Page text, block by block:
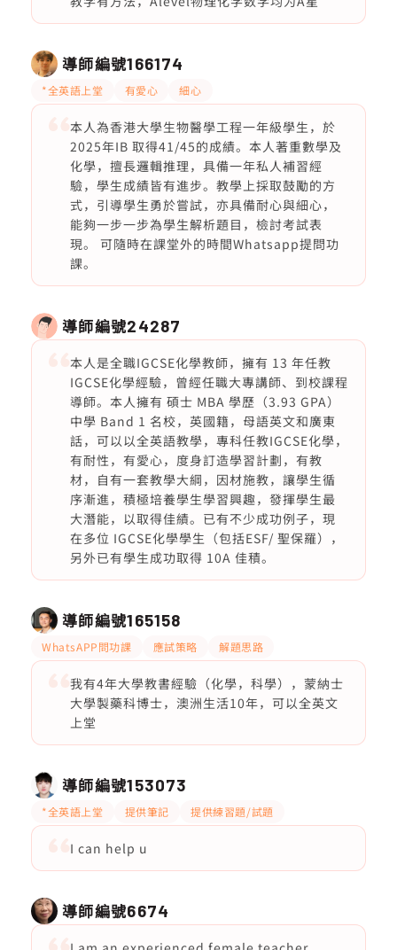
導師編號166174
*全英語上堂 有愛心 細心
本人為香港大學生物醫學工程一年級學生，於
2025年IB 取得41/45的成績。本人著重數學及
化學，擅長邏輯推理，具備一年私人補習經
驗，學生成績皆有進步。教學上採取鼓勵的方
式，引導學生勇於嘗試，亦具備耐心與細心，
能夠一步一步為學生解析題目，檢討考試表
現。 可隨時在課堂外的時間Whatsapp提問功
課。
導師編號24287
本人是全職IGCSE化學教師，擁有 13 年任教
IGCSE化學經驗，曾經任職大專講師、到校課程
導師。本人擁有 碩士 MBA 學歷（3.93 GPA）
中學 Band 1 名校，英國籍，母語英文和廣東
話，可以以全英語教學，專科任教IGCSE化學，
有耐性，有愛心，度身訂造學習計劃，有教
材，自有一套教學大綱，因材施教，讓學生循
序漸進，積極培養學生學習興趣，發揮學生最
大潛能，以取得佳績。已有不少成功例子，現
在多位 IGCSE化學學生（包括ESF/ 聖保羅），
另外已有學生成功取得 10A 佳積。
導師編號165158
WhatsAPP問功課 應試策略 解題思路
我有4年大學教書經驗（化學，科學），蒙納士
大學製藥科博士，澳洲生活10年，可以全英文
上堂
導師編號153073
*全英語上堂 提供筆記 提供練習題/試題
I can help u
導師編號6674